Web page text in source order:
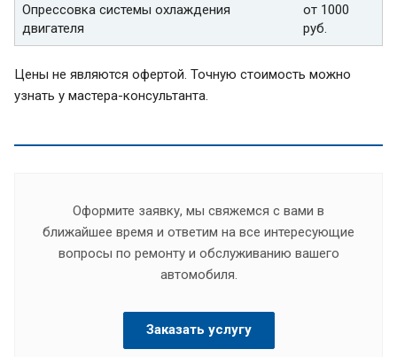
Опрессовка системы охлаждения
двигателя
от 1000
руб.
Цены не являются офертой. Точную стоимость можно
узнать у мастера-консультанта.
Оформите заявку, мы свяжемся с вами в
ближайшее время и ответим на все интересующие
вопросы по ремонту и обслуживанию вашего
автомобиля.
Заказать услугу